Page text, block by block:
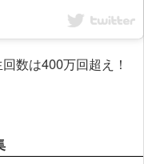
数は400万回超え！